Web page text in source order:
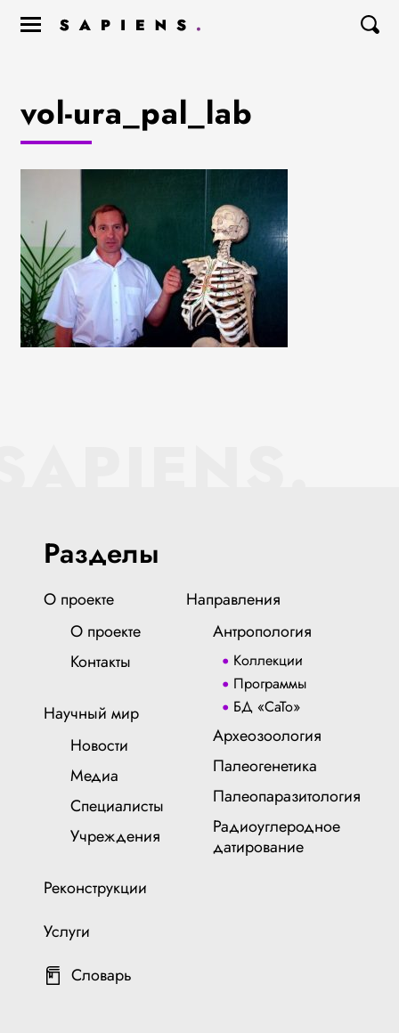
vol-ura_pal_lab
Разделы
О проекте
О проекте
Контакты
Научный мир
Новости
Медиа
Специалисты
Учреждения
Реконструкции
Услуги
Словарь
Направления
Антропология
Коллекции
Программы
БД «СаТо»
Археозоология
Палеогенетика
Палеопаразитология
Радиоуглеродное
датирование